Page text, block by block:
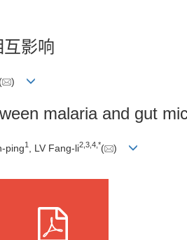
影响
( )
malaria and gut
ping1 , LV Fang-li2 3 4 *( )